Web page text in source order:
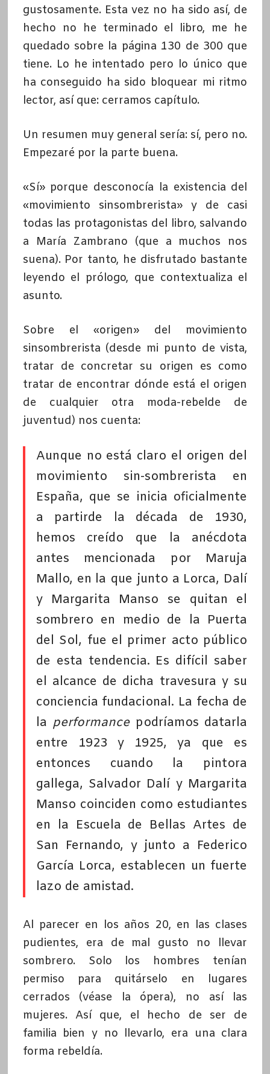
gustosamente. Esta vez no ha sido así, de
hecho no he terminado el libro, me he
quedado sobre la página 130 de 300 que
tiene. Lo he intentado pero lo único que
ha conseguido ha sido bloquear mi ritmo
lector, así que: cerramos capítulo.
Un resumen muy general sería: sí, pero no.
Empezaré por la parte buena.
«Sí» porque desconocía la existencia del
«movimiento sinsombrerista» y de casi
todas las protagonistas del libro, salvando
a María Zambrano (que a muchos nos
suena). Por tanto, he disfrutado bastante
leyendo el prólogo, que contextualiza el
asunto.
Sobre el «origen» del movimiento
sinsombrerista (desde mi punto de vista,
tratar de concretar su origen es como
tratar de encontrar dónde está el origen
de cualquier otra moda-rebelde de
juventud) nos cuenta:
Aunque no está claro el origen del
movimiento sin-sombrerista en
España, que se inicia oficialmente
a partirde la década de 1930,
hemos creído que la anécdota
antes mencionada por Maruja
Mallo, en la que junto a Lorca, Dalí
y Margarita Manso se quitan el
sombrero en medio de la Puerta
del Sol, fue el primer acto público
de esta tendencia. Es difícil saber
el alcance de dicha travesura y su
conciencia fundacional. La fecha de
la performancepodríamos datarla
entre 1923 y 1925, ya que es
entonces cuando la pintora
gallega, Salvador Dalí y Margarita
Manso coinciden como estudiantes
en la Escuela de Bellas Artes de
San Fernando, y junto a Federico
García Lorca, establecen un fuerte
lazo de amistad.
Al parecer en los años 20, en las clases
pudientes, era de mal gusto no llevar
sombrero. Solo los hombres tenían
permiso para quitárselo en lugares
cerrados (véase la ópera), no así las
mujeres. Así que, el hecho de ser de
familia bien y no llevarlo, era una clara
forma rebeldía.